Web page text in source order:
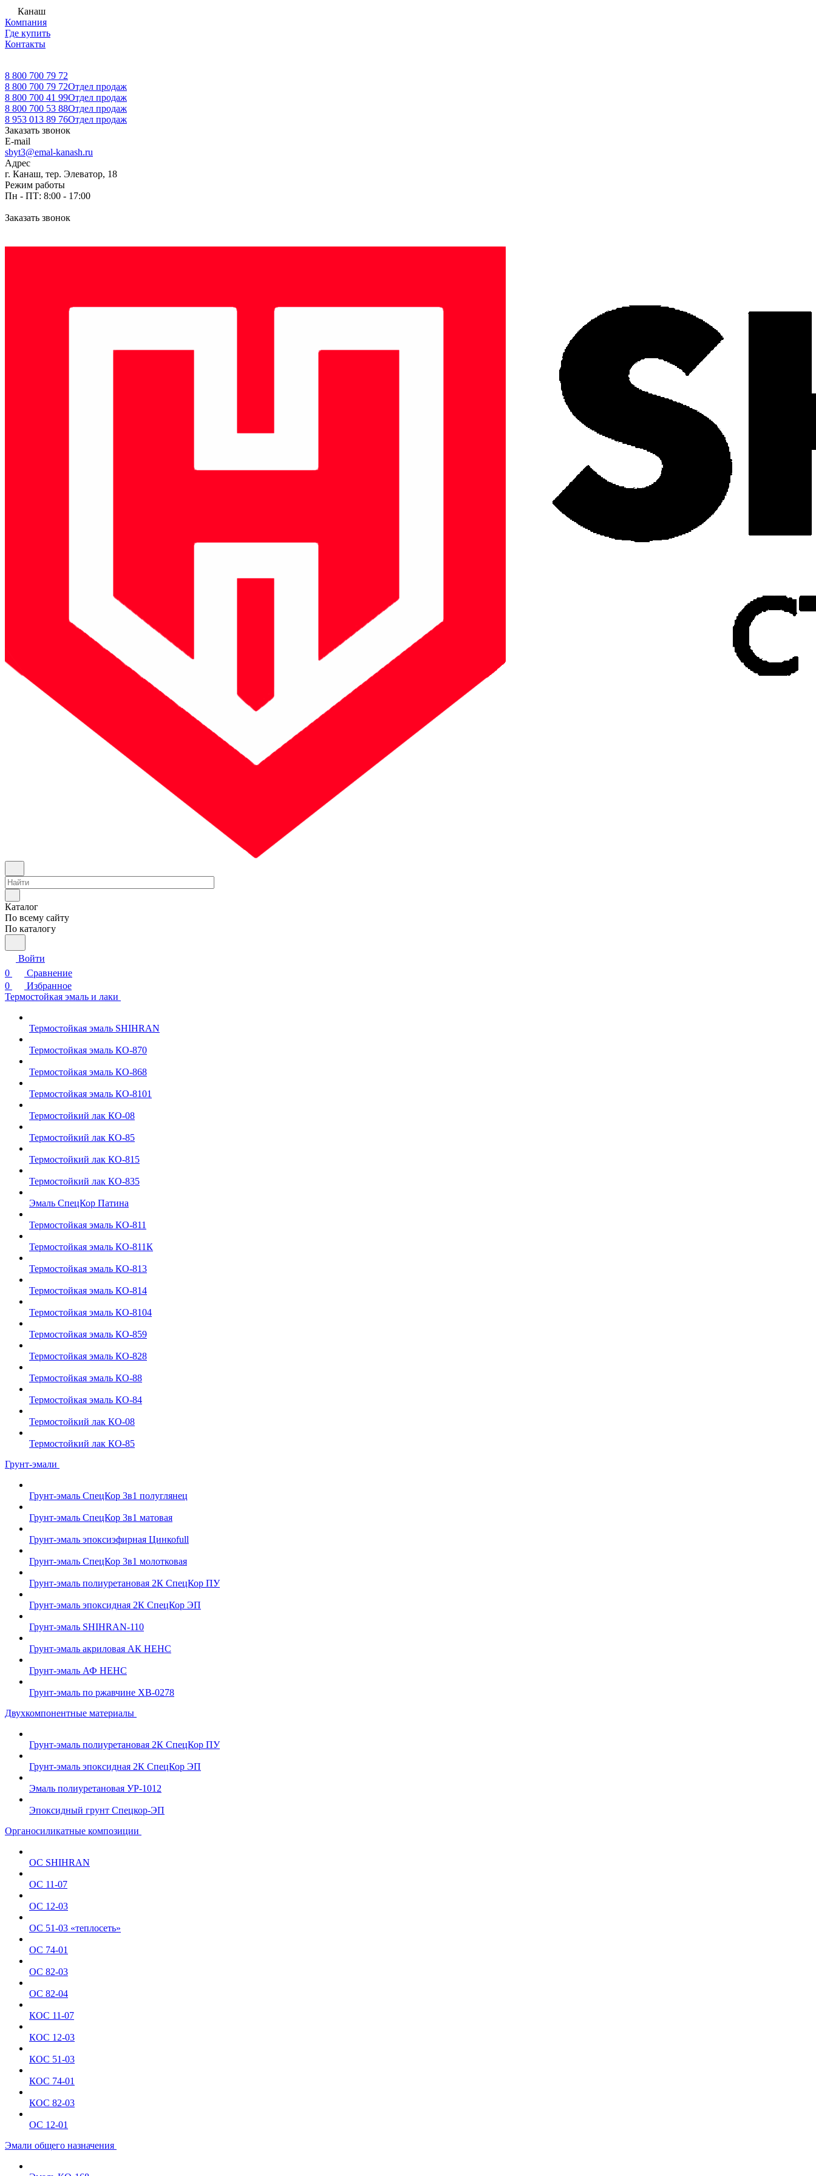
Канаш
Компания
Где купить
Контакты
8 800 700 79 72
8 800 700 79 72Отдел продаж
8 800 700 41 99Отдел продаж
8 800 700 53 88Отдел продаж
8 953 013 89 76Отдел продаж
Заказать звонок
E-mail
sbyt3@emal-kanash.ru
Адрес
г. Канаш, тер. Элеватор, 18
Режим работы
Пн - ПТ: 8:00 - 17:00
Заказать звонок
Каталог
По всему сайту
По каталогу
Войти
0
Сравнение
0
Избранное
Термостойкая эмаль и лаки
Термостойкая эмаль SHIHRAN
Термостойкая эмаль КО-870
Термостойкая эмаль КО-868
Термостойкая эмаль КО-8101
Термостойкий лак КО-08
Термостойкий лак КО-85
Термостойкий лак КО-815
Термостойкий лак КО-835
Эмаль СпецКор Патина
Термостойкая эмаль КО-811
Термостойкая эмаль КО-811К
Термостойкая эмаль КО-813
Термостойкая эмаль КО-814
Термостойкая эмаль КО-8104
Термостойкая эмаль КО-859
Термостойкая эмаль КО-828
Термостойкая эмаль КО-88
Термостойкая эмаль КО-84
Термостойкий лак КО-08
Термостойкий лак КО-85
Грунт-эмали
Грунт-эмаль СпецКор 3в1 полуглянец
Грунт-эмаль СпецКор 3в1 матовая
Грунт-эмаль эпоксиэфирная Цинкоfull
Грунт-эмаль СпецКор 3в1 молотковая
Грунт-эмаль полиуретановая 2К СпецКор ПУ
Грунт-эмаль эпоксидная 2К СпецКор ЭП
Грунт-эмаль SHIHRAN-110
Грунт-эмаль акриловая АК НЕНС
Грунт-эмаль АФ НЕНС
Грунт-эмаль по ржавчине ХВ-0278
Двухкомпонентные материалы
Грунт-эмаль полиуретановая 2К СпецКор ПУ
Грунт-эмаль эпоксидная 2К СпецКор ЭП
Эмаль полиуретановая УР-1012
Эпоксидный грунт Спецкор-ЭП
Органосиликатные композиции
ОС SHIHRAN
ОС 11-07
ОС 12-03
ОС 51-03 «теплосеть»
ОС 74-01
ОС 82-03
ОС 82-04
КОС 11-07
КОС 12-03
КОС 51-03
КОС 74-01
КОС 82-03
ОС 12-01
Эмали общего назначения